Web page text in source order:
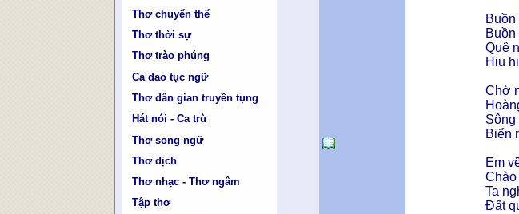
Thơ chuyển thể
Thơ thời sự
Thơ trào phúng
Ca dao tục ngữ
Thơ dân gian truyền tụng
Hát nói - Ca trù
Thơ song ngữ
Thơ dịch
Thơ nhạc - Thơ ngâm
Tập thơ
Quê
Hiu
Chờ
Sông
Biển
Em
Chào
Ta
Đất